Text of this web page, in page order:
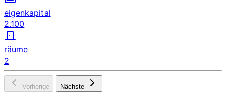
eigenkapital
2.100
räume
2
Vorherige Nächste